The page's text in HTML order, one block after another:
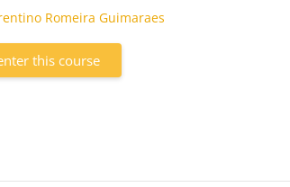
Romeira Guimaraes
this course